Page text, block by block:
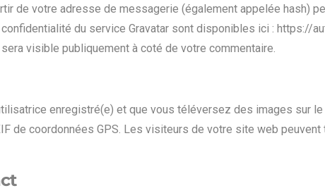
de votre adresse de messagerie (également appelée hash)
du service Gravatar sont disponibles ici : https://
visible publiquement à coté de votre commentaire.
enregistré(e) et que vous téléversez des images sur
de coordonnées GPS. Les visiteurs de votre site web